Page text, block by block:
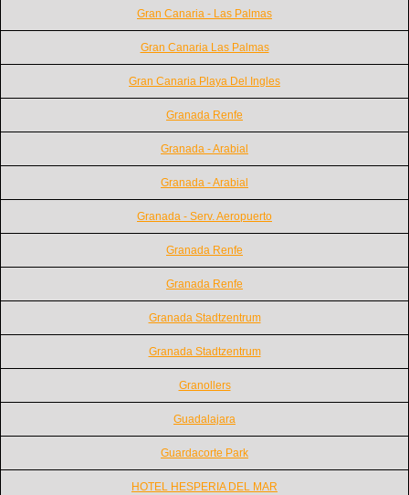
Gran Canaria - Las Palmas
Gran Canaria Las Palmas
Gran Canaria Playa Del Ingles
Granada Renfe
Granada - Arabial
Granada - Arabial
Granada - Serv. Aeropuerto
Granada Renfe
Granada Renfe
Granada Stadtzentrum
Granada Stadtzentrum
Granollers
Guadalajara
Guardacorte Park
HOTEL HESPERIA DEL MAR